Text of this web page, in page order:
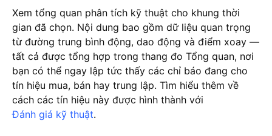
Xem tổng quan phân tích kỹ thuật cho khung thời
gian đã chọn. Nội dung bao gồm dữ liệu quan trọng
từ đường trung bình động, dao động và điểm xoay —
tất cả được tổng hợp trong thang đo Tổng quan, nơi
bạn có thể ngay lập tức thấy các chỉ báo đang cho
tín hiệu mua, bán hay trung lập. Tìm hiểu thêm về
cách các tín hiệu này được hình thành với
Đánh giá kỹ thuật.